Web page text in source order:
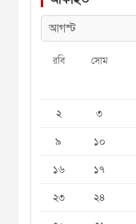
রবি সোম
২
৩
৯
১০
১৬
১৭
২৩
২৪